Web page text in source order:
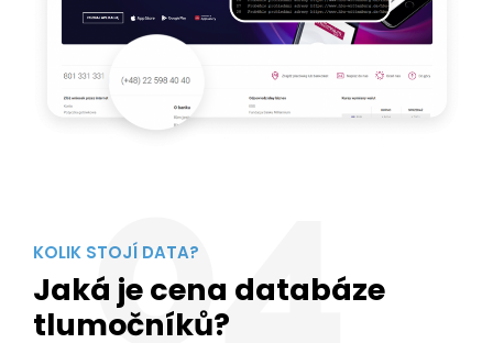
04
Jaká je cena databáze
tlumočníků?
Cena dat je přímo úměrná počtu kontaktů,